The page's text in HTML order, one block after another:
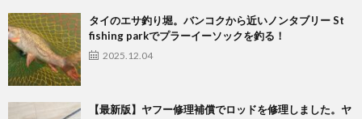
タイのエサ釣り堀。バンコクから近いノンタブリー St
fishing parkでプラーイーソックを釣る！
2025.12.04
【最新版】ヤフー修理補償でロッドを修理しました。ヤ